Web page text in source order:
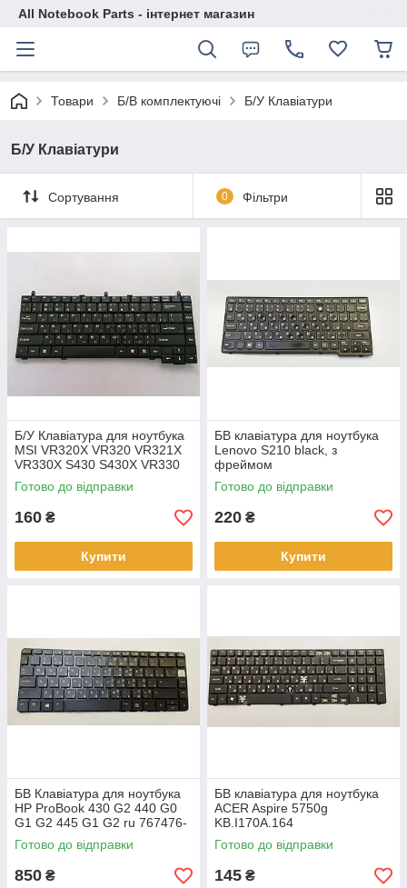
All Notebook Parts - інтернет магазин
Товари Б/В комплектуючі Б/У Клавіатури
Б/У Клавіатури
Сортування 0 Фільтри
Б/У Клавіатура для ноутбука
MSI VR320X VR320 VR321X
VR330X S430 S430X VR330
Готово до відправки
160 ₴
Купити
БВ клавіатура для ноутбука
Lenovo S210 black, з
фреймом
Готово до відправки
220 ₴
Купити
БВ Клавіатура для ноутбука
HP ProBook 430 G2 440 G0
G1 G2 445 G1 G2 ru 767476-
251
Готово до відправки
850 ₴
БВ клавіатура для ноутбука
ACER Aspire 5750g
KB.I170A.164
Готово до відправки
145 ₴